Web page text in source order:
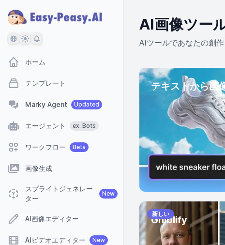
言語テーマ
ホーム
テンプレート
Marky Agent Updated
エージェント ex. Bots
ワークフロー Beta
画像生成
スプライトジェネレー
ター
New
AI画像エディター
AIビデオエディター New
AI画像ツー
AIツールであなたの創
テキストから画
新しい
Ghiblify